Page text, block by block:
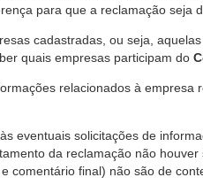
para que a reclamação seja
cadastradas, ou seja,
quais empresas participam do
relacionados à
eventuais solicitações de
da reclamação não
final) não são de